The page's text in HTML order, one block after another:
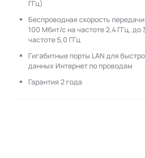
ГГц)
Беспроводная скорость
100 Мбит/с на частоте 2,4 ГГц,
частоте 5,0 ГГц
Гигабитные порты LAN для
данных Интернет по проводам
Гарантия 2 года